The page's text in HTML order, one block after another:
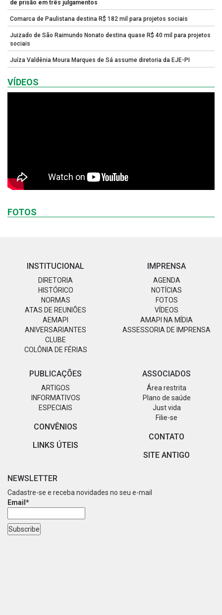
de prisão em três julgamentos
Comarca de Paulistana destina R$ 182 mil para projetos sociais
Juizado de São Raimundo Nonato destina quase R$ 40 mil para projetos
sociais
Juíza Valdênia Moura Marques de Sá assume diretoria da EJE-PI
VÍDEOS
FOTOS
INSTITUCIONAL
DIRETORIA
HISTÓRICO
NORMAS
ATAS DE REUNIÕES
AEMAPI
ANIVERSARIANTES
CLUBE
COLÔNIA DE FÉRIAS
IMPRENSA
AGENDA
NOTÍCIAS
FOTOS
VÍDEOS
AMAPI NA MÍDIA
ASSESSORIA DE IMPRENSA
PUBLICAÇÕES
ARTIGOS
INFORMATIVOS
ESPECIAIS
CONVÊNIOS
LINKS ÚTEIS
ASSOCIADOS
Área restrita
Plano de saúde
Just vida
Filie-se
CONTATO
SITE ANTIGO
NEWSLETTER
Cadastre-se e receba novidades no seu e-mail
Email*